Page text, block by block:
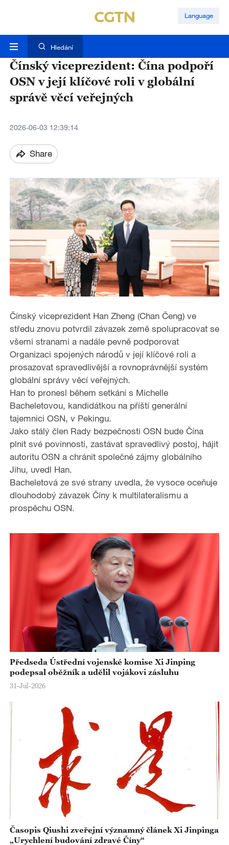
Language
Hledání
Čínský viceprezident: Čína podpoří
OSN v její klíčové roli v globální
správě věcí veřejných
2026-06-03 12:39:14
Share
Čínský viceprezident Han Zheng (Chan Čeng) ve
středu znovu potvrdil závazek země spolupracovat se
všemi stranami a nadále pevně podporovat
Organizaci spojených národů v její klíčové roli a
prosazovat spravedlivější a rovnoprávnější systém
globální správy věcí veřejných.
Han to pronesl během setkání s Michelle
Bacheletovou, kandidátkou na příští generální
tajemnici OSN, v Pekingu.
Jako stálý člen Rady bezpečnosti OSN bude Čína
plnit své povinnosti, zastávat spravedlivý postoj, hájit
autoritu OSN a chránit společné zájmy globálního
Jihu, uvedl Han.
Bacheletová ze své strany uvedla, že vysoce oceňuje
dlouhodobý závazek Číny k multilateralismu a
prospěchu OSN.
Předseda Ústřední vojenské komise Xi Jinping
podepsal oběžník a udělil vojákovi zásluhu
31-Jul-2026
Časopis Qiushi zveřejní významný článek Xi Jinpinga
„Urychlení budování zdravé Číny“